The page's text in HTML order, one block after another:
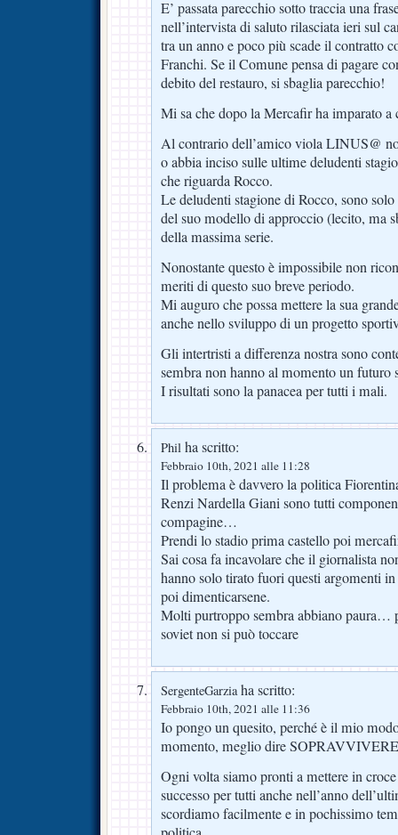
E’ passata parecchio sotto traccia una
nell’intervista di saluto rilasciata ieri sul
tra un anno e poco più scade il contratto
Franchi. Se il Comune pensa di pagare
debito del restauro, si sbaglia parecchio!
Mi sa che dopo la Mercafir ha imparato
Al contrario dell’amico viola LINUS@
o abbia inciso sulle ultime deludenti
che riguarda Rocco.
Le deludenti stagione di Rocco, sono
del suo modello di approccio (lecito, ma
della massima serie.
Nonostante questo è impossibile non
meriti di questo suo breve periodo.
Mi auguro che possa mettere la sua
anche nello sviluppo di un progetto
Gli intertristi a differenza nostra sono
sembra non hanno al momento un futuro
I risultati sono la panacea per tutti i mali.
Phil ha scritto:
Febbraio 10th, 2021 alle 11:28
Il problema è davvero la politica
Renzi Nardella Giani sono tutti
compagine…
Prendi lo stadio prima castello poi
Sai cosa fa incavolare che il giornalista
hanno solo tirato fuori questi argomenti
poi dimenticarsene.
Molti purtroppo sembra abbiano paura…
soviet non si può toccare
SergenteGarziaha scritto:
Febbraio 10th, 2021 alle 11:36
Io pongo un quesito, perché è il mio
momento, meglio dire SOPRAVVIVERE
Ogni volta siamo pronti a mettere in
successo per tutti anche nell’anno
scordiamo facilmente e in pochissimo